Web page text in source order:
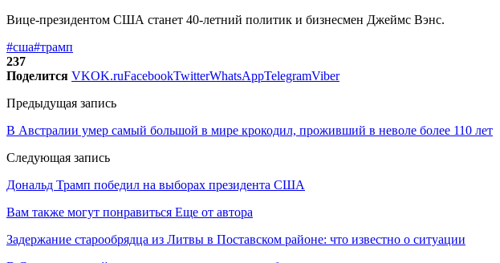
Вице-президентом США станет 40-летний политик и бизнесмен Джеймс Вэнс.
#сша#трамп
237
Поделится VKOK.ruFacebookTwitterWhatsAppTelegramViber
Предыдущая запись
В Австралии умер самый большой в мире крокодил, проживший в неволе более 110 лет
Следующая запись
Дональд Трамп победил на выборах президента США
Вам также могут понравиться Еще от автора
Задержание старообрядца из Литвы в Поставском районе: что известно о ситуации